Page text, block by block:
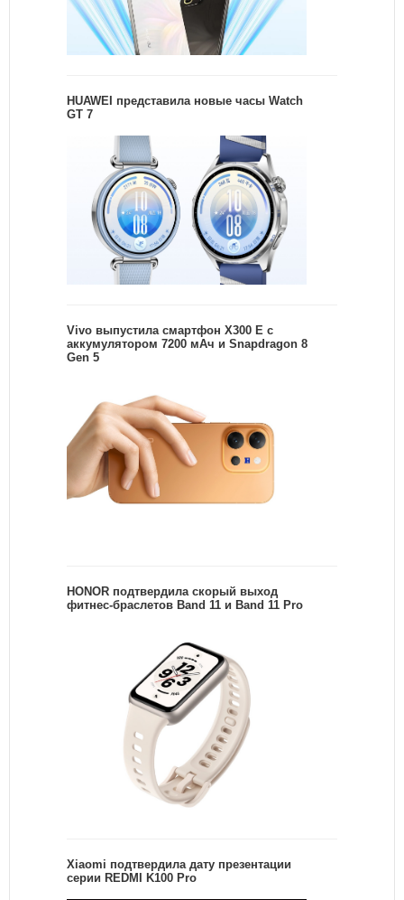
HUAWEI представила новые часы Watch
GT 7
Vivo выпустила смартфон X300 E с
аккумулятором 7200 мАч и Snapdragon 8
Gen 5
HONOR подтвердила скорый выход
фитнес-браслетов Band 11 и Band 11 Pro
Xiaomi подтвердила дату презентации
серии REDMI K100 Pro